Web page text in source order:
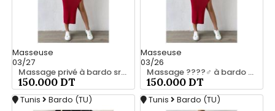
Masseuse
03/27
Massage privé à bardo srd 20466285
150.000 DT
Masseuse
03/26
Massage ????‍♂️ à bardo srd chez moi 55066248
150.000 DT
Tunis Bardo (TU) Tunis Bardo (TU)